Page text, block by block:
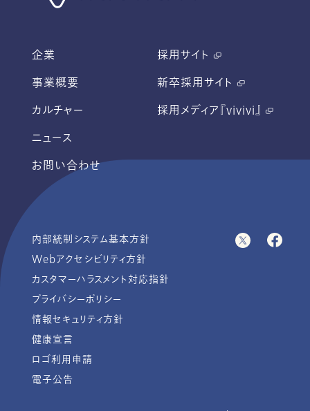
企業
事業概要
カルチャー
ニュース
お問い合わせ
採用サイト
新卒採用サイト
採用メディア『vivivi』
内部統制システム基本方針
Webアクセシビリティ方針
カスタマーハラスメント対応指針
プライバシーポリシー
情報セキュリティ方針
健康宣言
ロゴ利用申請
電子公告